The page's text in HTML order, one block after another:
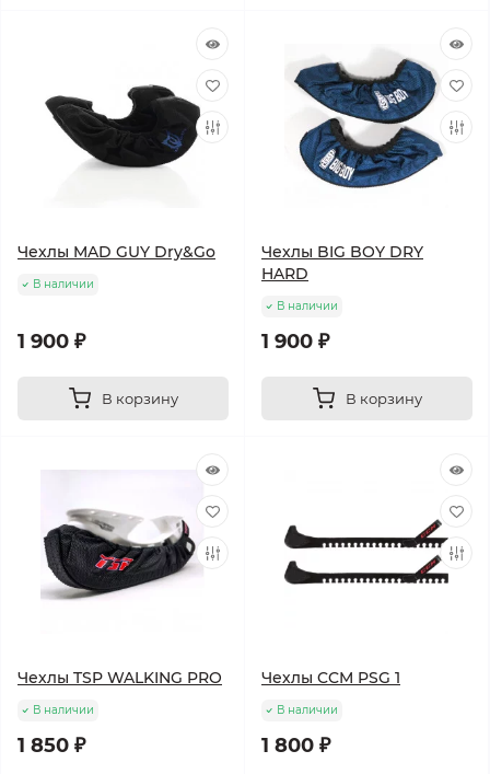
Чехлы MAD GUY Dry&Go
В наличии
1 900 ₽
В корзину
Чехлы BIG BOY DRY
HARD
В наличии
1 900 ₽
В корзину
Чехлы TSP WALKING PRO
В наличии
1 850 ₽
Чехлы CCM PSG 1
В наличии
1 800 ₽